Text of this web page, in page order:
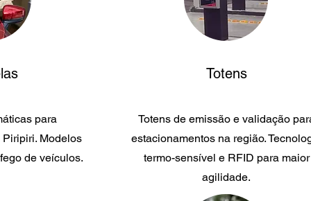
para
Modelos
de veículos.
Totens
Totens de emissão e validação
estacionamentos na região.
termo-sensível e RFID para maior
agilidade.